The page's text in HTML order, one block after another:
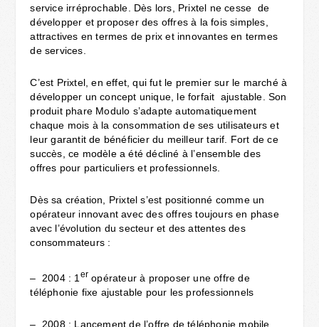
service irréprochable. Dès lors, Prixtel ne cesse de
développer et proposer des offres à la fois simples,
attractives en termes de prix et innovantes en termes
de services.
C’est Prixtel, en effet, qui fut le premier sur le marché à
développer un concept unique, le forfait ajustable. Son
produit phare Modulo s’adapte automatiquement
chaque mois à la consommation de ses utilisateurs et
leur garantit de bénéficier du meilleur tarif. Fort de ce
succès, ce modèle a été décliné à l’ensemble des
offres pour particuliers et professionnels.
Dès sa création, Prixtel s’est positionné comme un
opérateur innovant avec des offres toujours en phase
avec l’évolution du secteur et des attentes des
consommateurs :
– 2004 : 1 er opérateur à proposer une offre de
téléphonie fixe ajustable pour les professionnels
– 2008 : Lancement de l’offre de téléphonie mobile